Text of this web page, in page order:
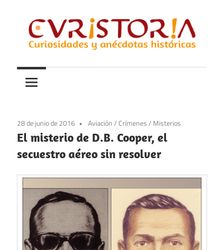
contenido
Curistoria
y
anécdotas
historia
28 de junio de 2016 Aviación/ Crímenes/ Misterios
El misterio de D.B. Cooper, el
secuestro aéreo sin resolver